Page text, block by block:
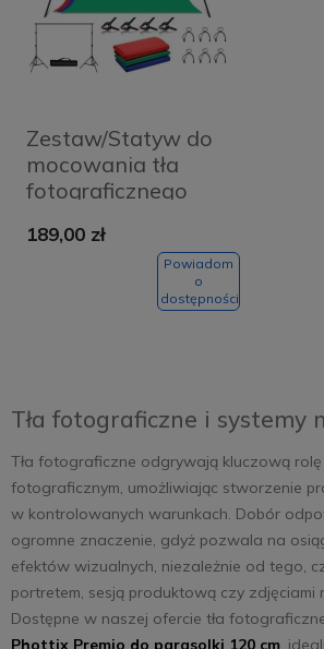
Zestaw/Statyw do
mocowania tła
fotograficznego
fotograficzne 3 szt
189,00 zł
Powiadom
o
dostępności
Tła fotograficzne i systemy
Tła fotograficzne odgrywają kluczową
fotograficznym, umożliwiając stworzenie
w kontrolowanych warunkach. Dobór
ogromne znaczenie, gdyż pozwala na
efektów wizualnych, niezależnie od tego,
portretem, sesją produktową czy zdjęciami
Dostępne w naszej ofercie tła
Phottix Premio do parasolki 120 cm,